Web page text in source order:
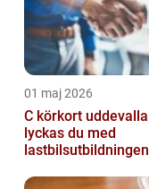
01 maj 2026
C körkort uddevalla så
lyckas du med
lastbilsutbildningen